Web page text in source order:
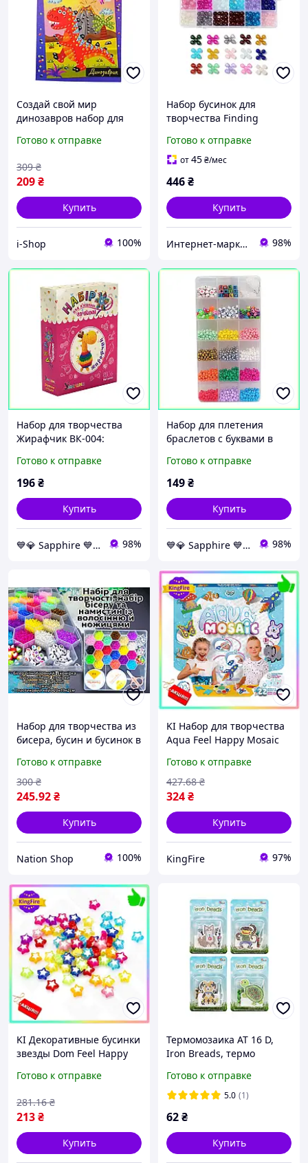
Создай свой мир
динозавров набор для
мозаикой и
бусинами
Готово к отправке
209₴
309 ₴
Купить
i-Shop 100%
Набор бусинок для
творчества Finding
бусины шарики 8 мм 24
пастельных цвета
Готово к отправке
от45₴/мес
446₴
Купить
Интернет-маркет "Прикраса" 98%
Набор для творчества
Жирафчик ВК-004:
акрил, глазки-бусинки,
17х5х22 см, детям от 8 лет
Готово к отправке
196₴
Купить
💙💎 Sapphire 💙💎 98%
Набор для плетения
браслетов с буквами в
для творчества девочек
модель 1185-10
Готово к отправке
149₴
Купить
💙💎 Sapphire 💙💎 98%
Набор для творчества из
бисера, бусин и бусинок в
леска, ножницы, набор
для браслетов NTN
Готово к отправке
245.92₴
300 ₴
Купить
Nation Shop 100%
KI Набор для творчества
Aqua Feel Happy Mosaic
мозаика для детей от 5
лет рукоделие FIR41_R
Готово к отправке
324₴
427.68 ₴
Купить
KingFire 97%
KI Декоративные бусинки
звезды Dom Feel Happy
творчества скрапбукинг
Готово к отправке
213₴
281.16 ₴
Купить
Термомозаика AT 16 D,
Iron Breads, термо
для творчества, бусинки,
трафарет
Готово к отправке
5.0 (1)
62₴
Купить